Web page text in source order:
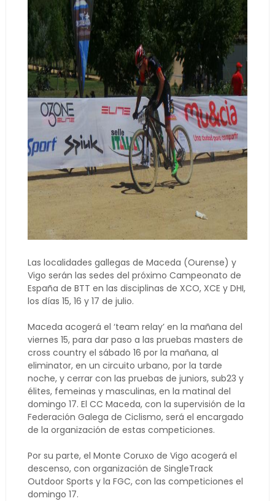
Las localidades gallegas de Maceda (Ourense) y
Vigo serán las sedes del próximo Campeonato de
España de BTT en las disciplinas de XCO, XCE y DHI,
los días 15, 16 y 17 de julio.
Maceda acogerá el ‘team relay’ en la mañana del
viernes 15, para dar paso a las pruebas masters de
cross country el sábado 16 por la mañana, al
eliminator, en un circuito urbano, por la tarde
noche, y cerrar con las pruebas de juniors, sub23 y
élites, femeinas y masculinas, en la matinal del
domingo 17. El CC Maceda, con la supervisión de la
Federación Galega de Ciclismo, será el encargado
de la organización de estas competiciones.
Por su parte, el Monte Coruxo de Vigo acogerá el
descenso, con organización de SingleTrack
Outdoor Sports y la FGC, con las competiciones el
domingo 17.